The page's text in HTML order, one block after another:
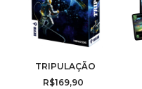
TRIPULAÇÃO
R$169,90